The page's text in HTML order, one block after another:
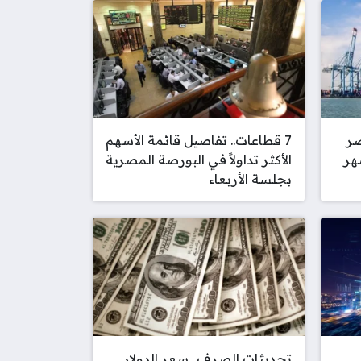
7 قطاعات.. تفاصيل قائمة الأسهم
الأكثر تداولاً في البورصة المصرية
بجلسة الأربعاء